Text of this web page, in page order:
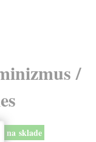
/
na sklade